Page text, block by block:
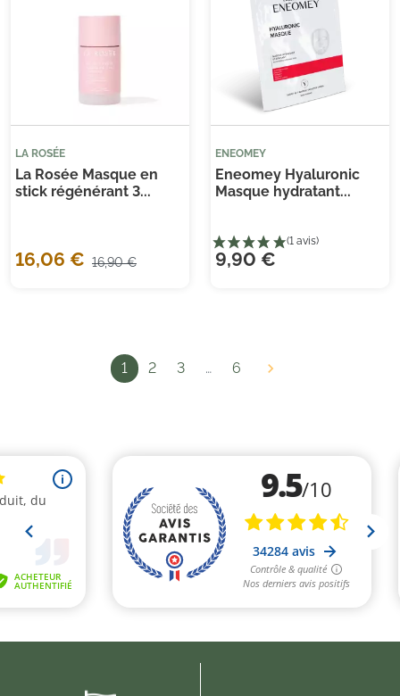
LA ROSÉE
La Rosée Masque en
stick régénérant 3...
16,06 € 16,90 €
ENEOMEY
Eneomey Hyaluronic
Masque hydratant...
9,90 €
1 2 3 … 6 